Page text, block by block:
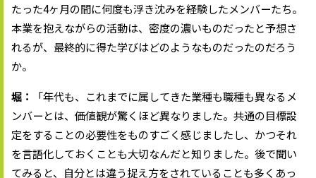
たった4ヶ月の間に何度も浮き沈みを経験したメンバーたち。
本業を抱えながらの活動は、密度の濃いものだったと予想さ
れるが、最終的に得た学びはどのようなものだったのだろう
か。
堀：
「年代も、これまでに属してきた業種も職種も異なるメ
ンバーとは、価値観が驚くほど異なりました。共通の目標設
定をすることの必要性をものすごく感じましたし、かつそれ
を言語化しておくことも大切なんだと知りました。後で聞い
てみると、自分とは違う捉え方をされていることも多くあっ